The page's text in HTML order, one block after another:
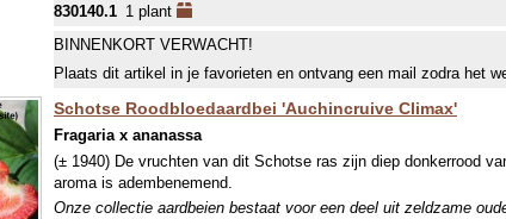
mondjesmaat leverbaar zijn. In juli wordt jaarlijks een nieuwe teelt
welke in september wordt geleverd. In april-mei kunnen we een
830140.1 1 plant
BINNENKORT VERWACHT!
Plaats dit artikel in je favorieten en ontvang een mail zodra het
Schotse Roodbloedaardbei 'Auchincruive Climax'
Fragaria x ananassa
(± 1940) De vruchten van dit Schotse ras zijn diep donkerrood
aroma is adembenemend.
Onze collectie aardbeien bestaat voor een deel uit zeldzame